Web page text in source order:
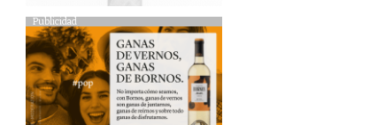
Publicidad